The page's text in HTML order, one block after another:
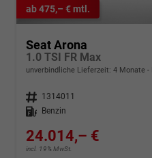
ab 475,– € mtl.
Seat Arona
1.0 TSI FR Max
unverbindliche Lieferzeit: 4 Monate
Fahrzeugnr. 1314011
Kraftstoff
Benzin
24.014,– €
incl. 19% MwSt.